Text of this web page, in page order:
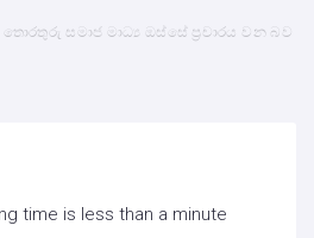
තොරතුරු සමාජ මාධ්‍ය ඔස්සේ ප්‍රචාරය වන බව
time is less than a minute